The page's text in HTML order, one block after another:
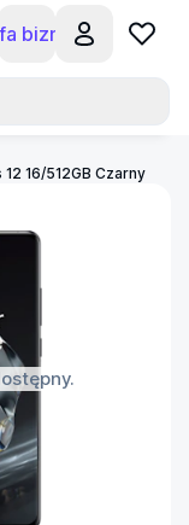
biznesu
16/512GB Czarny